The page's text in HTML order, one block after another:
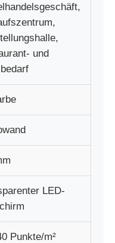
und
LED-
Punkte/m²